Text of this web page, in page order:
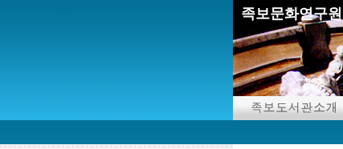
족보문화연구원